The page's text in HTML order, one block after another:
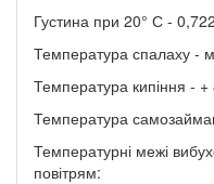
Густина при 20° С -
Температура спалаху -
Температура кипіння -
Температура
Температурні межі
повітрям: